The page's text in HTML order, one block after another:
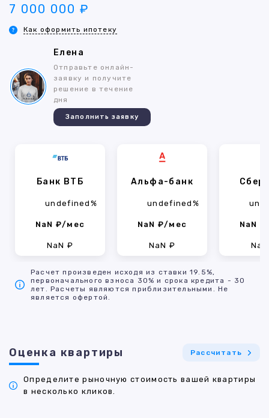
7 000 000 ₽
Как оформить ипотеку
Елена
Отправьте онлайн-
заявку и получите
решение в течение
дня
Заполнить заявку
Банк ВТБ
undefined%
NaN ₽/мес
NaN ₽
Альфа-банк
undefined%
NaN ₽/мес
NaN ₽
NaN
Расчет произведен исходя из ставки 19.5%,
первоначального взноса 30% и срока кредита - 30
лет. Расчеты являются приблизительными. Не
является офертой.
Оценка квартиры Рассчитать
Определите рыночную стоимость вашей квартиры
в несколько кликов.